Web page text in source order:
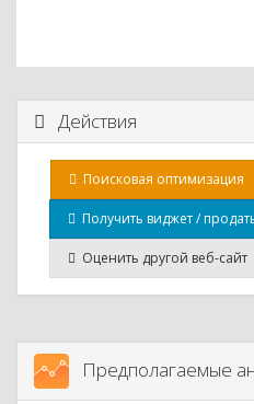
Действия
Поисковая оптимизация
Получить виджет /
Оценить другой веб-сайт
Предполагаемые